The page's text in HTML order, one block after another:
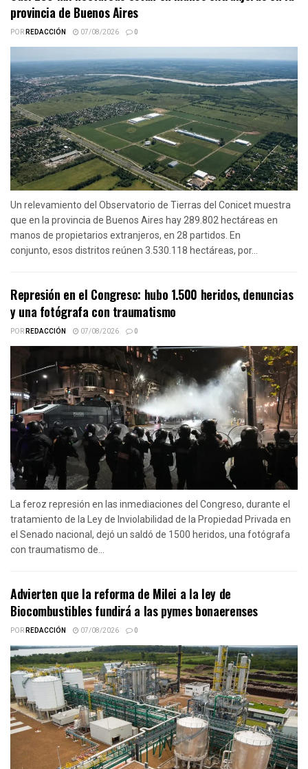
provincia de Buenos Aires
PORREDACCIÓN 07/08/2026 0
Un relevamiento del Observatorio de Tierras del Conicet muestra
que en la provincia de Buenos Aires hay 289.802 hectáreas en
manos de propietarios extranjeros, en 28 partidos. En
conjunto, esos distritos reúnen 3.530.118 hectáreas, por...
Represión en el Congreso: hubo 1.500 heridos, denuncias
y una fotógrafa con traumatismo
PORREDACCIÓN 07/08/2026 0
La feroz represión en las inmediaciones del Congreso, durante el
tratamiento de la Ley de Inviolabilidad de la Propiedad Privada en
el Senado nacional, dejó un saldó de 1500 heridos, una fotógrafa
con traumatismo de...
Advierten que la reforma de Milei a la ley de
Biocombustibles fundirá a las pymes bonaerenses
PORREDACCIÓN 07/08/2026 0